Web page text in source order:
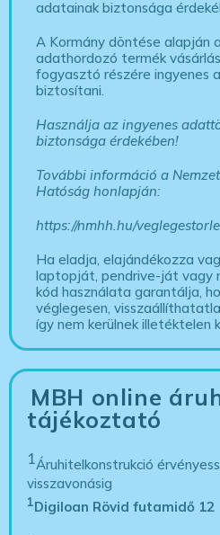
adatainak biztonsága
A Kormány döntése alapján
adathordozó termék
fogyasztó részére ingyenes
biztosítani.
Használja az ingyenes
biztonsága érdekében!
További információ a
Hatóság honlapján:
https://nmhh.hu/
Ha eladja, elajándékozza
laptopját, pendrive-ját vagy
kód használata garantálja,
véglegesen,
így nem kerülnek illetéktelen
MBH online
tájékoztató
1Áruhitelkonstrukció
visszavonásig
1Digiloan Rövid futamidő 12